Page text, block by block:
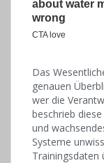
Das
genauen
wer die
beschrieb
und
Systeme
Trainingsdaten